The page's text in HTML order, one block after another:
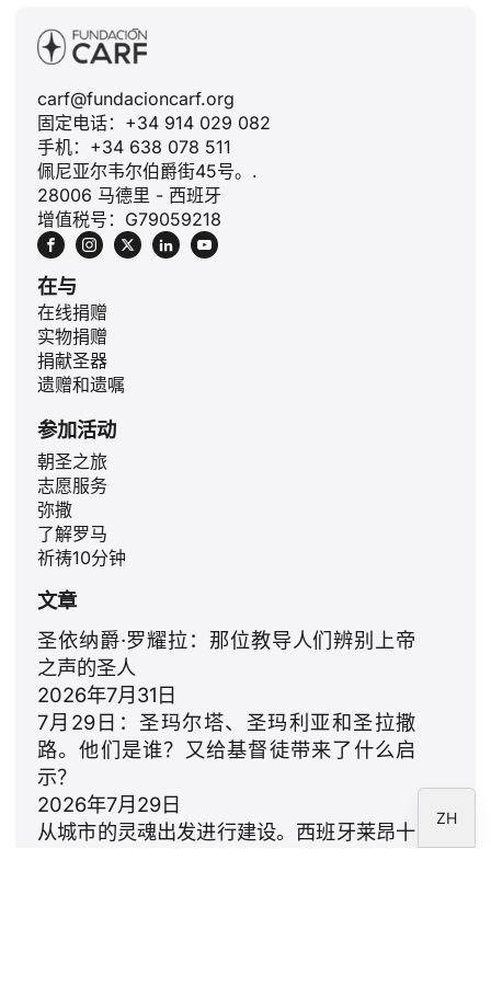
carf@fundacioncarf.org
固定电话：+34 914 029 082
手机：+34 638 078 511
佩尼亚尔韦尔伯爵街45号。.
28006 马德里 - 西班牙
增值税号：G79059218
在与
在线捐赠
实物捐赠
捐献圣器
遗赠和遗嘱
参加活动
朝圣之旅
志愿服务
弥撒
了解罗马
祈祷10分钟
文章
圣依纳爵·罗耀拉：那位教导人们辨别上帝
之声的圣人
2026年7月31日
7月29日：圣玛尔塔、圣玛利亚和圣拉撒
路。他们是谁？又给基督徒带来了什么启
示？
2026年7月29日
从城市的灵魂出发进行建设。西班牙莱昂十
ZH